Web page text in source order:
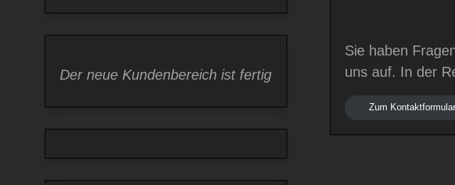
Sie haben
uns auf. In der
Zum Kontaktformular
Der neue Kundenbereich ist fertig